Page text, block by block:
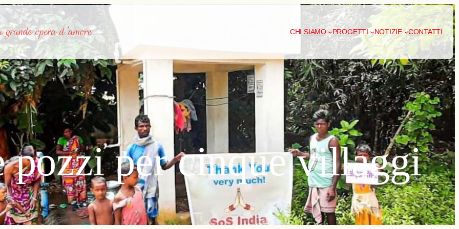
CHI SIAMO PROGETTI NOTIZIE CONTATTI
pozzi per cinque villaggi